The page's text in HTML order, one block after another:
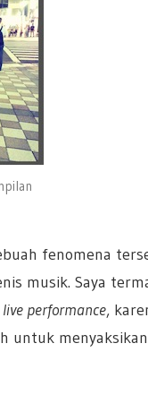
fenomena
musik. Saya
performance,
untuk